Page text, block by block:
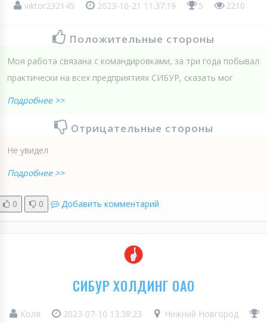
viktor232145 2023-10-21 11:37:19 5 2210
Положительные стороны
Моя работа связана с командировками, за три года побывал
практически на всех предприятиях СИБУР, сказать мог
Подробнее >>
Отрицательные стороны
Не увидел
Подробнее >>
0 0 Добавить комментарий
СИБУР ХОЛДИНГ ОАО
Кoля 2023-07-10 13:38:23
Нижний Новгород